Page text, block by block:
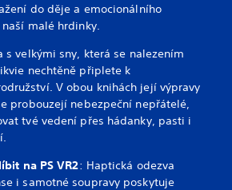
do děje a emocionálního
malé hrdinky.
velkými sny, která se nalezením
nechtěně připlete k
V obou knihách její výpravy
probouzejí nebezpeční nepřátelé,
tvé vedení přes hádanky, pasti i
na PS VR2: Haptická odezva
i samotné soupravy poskytuje